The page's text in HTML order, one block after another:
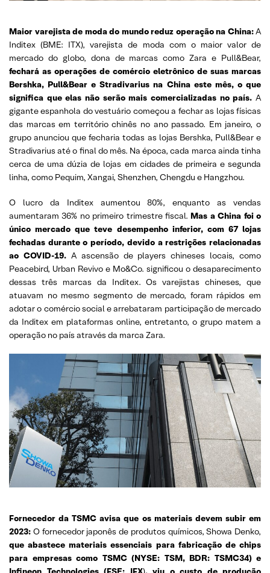
Maior varejista de moda do mundo reduz operação na China:A
Inditex (BME: ITX), varejista de moda com o maior valor de
mercado do globo, dona de marcas como Zara e Pull&Bear,
fechará as operações de comércio eletrônico de suas marcas
Bershka, Pull&Bear e Stradivarius na China este mês, o que
significa que elas não serão mais comercializadas no país. A
gigante espanhola do vestuário começou a fechar as lojas físicas
das marcas em território chinês no ano passado. Em janeiro, o
grupo anunciou que fecharia todas as lojas Bershka, Pull&Bear e
Stradivarius até o final do mês. Na época, cada marca ainda tinha
cerca de uma dúzia de lojas em cidades de primeira e segunda
linha, como Pequim, Xangai, Shenzhen, Chengdu e Hangzhou.
O lucro da Inditex aumentou 80%, enquanto as vendas
aumentaram 36% no primeiro trimestre fiscal. Mas a China foi o
único mercado que teve desempenho inferior, com 67 lojas
fechadas durante o período, devido a restrições relacionadas
ao COVID-19.A ascensão de players chineses locais, como
Peacebird, Urban Revivo e Mo&Co. significou o desaparecimento
dessas três marcas da Inditex. Os varejistas chineses, que
atuavam no mesmo segmento de mercado, foram rápidos em
adotar o comércio social e arrebataram participação de mercado
da Inditex em plataformas online, entretanto, o grupo matem a
operação no país através da marca Zara.
Fornecedor da TSMC avisa que os materiais devem subir em
2023: O fornecedor japonês de produtos químicos, Showa Denko,
que abastece materiais essenciais para fabricação de chips
para empresas como TSMC (NYSE: TSM, BDR: TSMC34) e